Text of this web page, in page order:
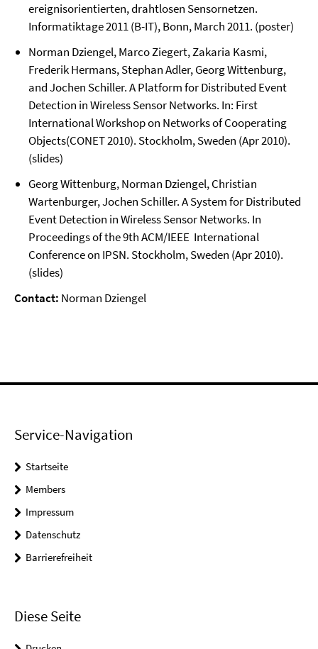
ereignisorientierten, drahtlosen Sensornetzen.
Informatiktage 2011 (B-IT),Bonn, March 2011. (poster)
Norman Dziengel, Marco Ziegert, Zakaria Kasmi,
Frederik Hermans,Stephan Adler, Georg Wittenburg,
and Jochen Schiller.A Platform for Distributed Event
Detection in Wireless Sensor Networks. In: First
International Workshop on Networks of Cooperating
Objects(CONET 2010). Stockholm, Sweden (Apr 2010).
(slides)
Georg Wittenburg,Norman Dziengel,Christian
Wartenburger,Jochen Schiller. A System for Distributed
Event Detection in Wireless Sensor Networks. In
Proceedingsofthe9th ACM/IEEE International
Conferenceon IPSN. Stockholm, Sweden (Apr 2010).
(slides)
Contact: Norman Dziengel
Service-Navigation
Startseite
Members
Impressum
Datenschutz
Barrierefreiheit
Diese Seite